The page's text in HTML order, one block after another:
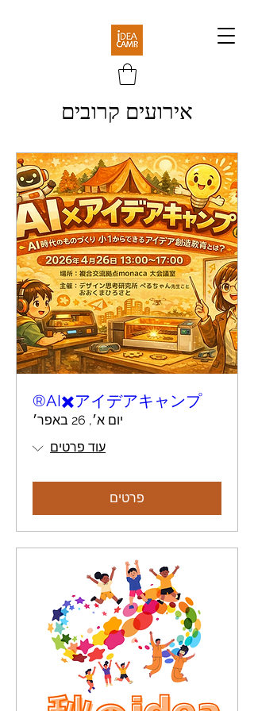
אירועים קרובים
AI✖️アイデアキャンプ®︎
יום א׳, 26 באפר׳
עוד פרטים
פרטים